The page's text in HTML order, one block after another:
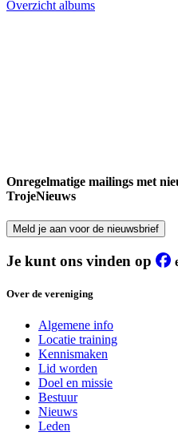
Overzicht albums
Onregelmatige mailings met
TrojeNieuws
Meld je aan voor de nieuwsbrief
Je kunt ons vinden op
Over de vereniging
Algemene info
Locatie training
Kennismaken
Lid worden
Doel en missie
Bestuur
Nieuws
Leden